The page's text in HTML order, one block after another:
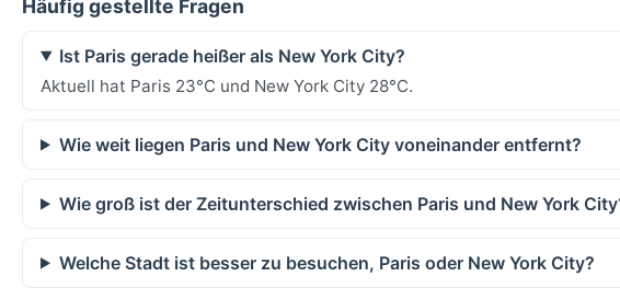
Häufig gestellte Fragen
Ist Paris gerade heißer als New York City?
Aktuell hat Paris 23°C und New York City 28°C.
Wie weit liegen Paris und New York City voneinander entfernt?
Wie groß ist der Zeitunterschied zwischen Paris und New York
Welche Stadt ist besser zu besuchen, Paris oder New York City?